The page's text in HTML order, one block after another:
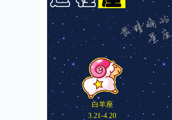
白羊座
3.21-4.20